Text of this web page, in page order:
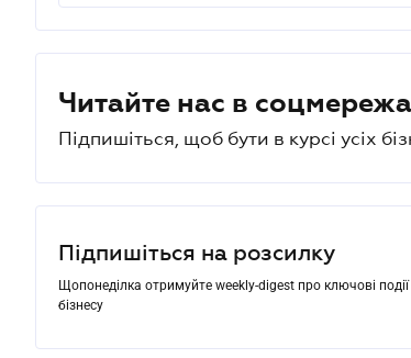
Читайте нас в
Підпишіться, щоб бути в курсі усіх
Підпишіться на розсилку
Щопонеділка отримуйте weekly-digest про ключові події
бізнесу